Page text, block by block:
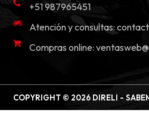
+51 987965451
Atención y consultas:
Compras online:
COPYRIGHT © 2026 DIRELI -